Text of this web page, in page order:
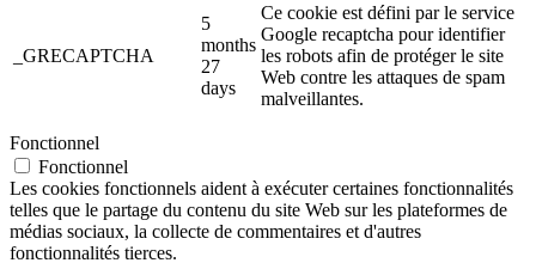
_GRECAPTCHA
5
months
27
days
Ce cookie est défini par le service
Google recaptcha pour identifier
les robots afin de protéger le site
Web contre les attaques de spam
malveillantes.
Fonctionnel
Fonctionnel
Les cookies fonctionnels aident à exécuter certaines fonctionnalités
telles que le partage du contenu du site Web sur les plateformes de
médias sociaux, la collecte de commentaires et d'autres
fonctionnalités tierces.